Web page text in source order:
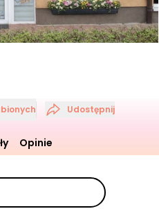
Udostępnij
Opinie